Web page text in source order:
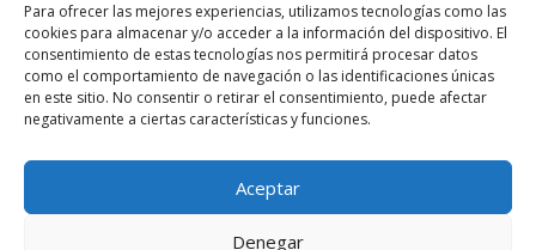
Para ofrecer las mejores experiencias, utilizamos tecnologías como las
cookies para almacenar y/o acceder a la información del dispositivo. El
consentimiento de estas tecnologías nos permitirá procesar datos
como el comportamiento de navegación o las identificaciones únicas
en este sitio. No consentir o retirar el consentimiento, puede afectar
negativamente a ciertas características y funciones.
Aceptar
Denegar
Lampista Barcelona. Todos los derechos
reservados.
Política de privacidad